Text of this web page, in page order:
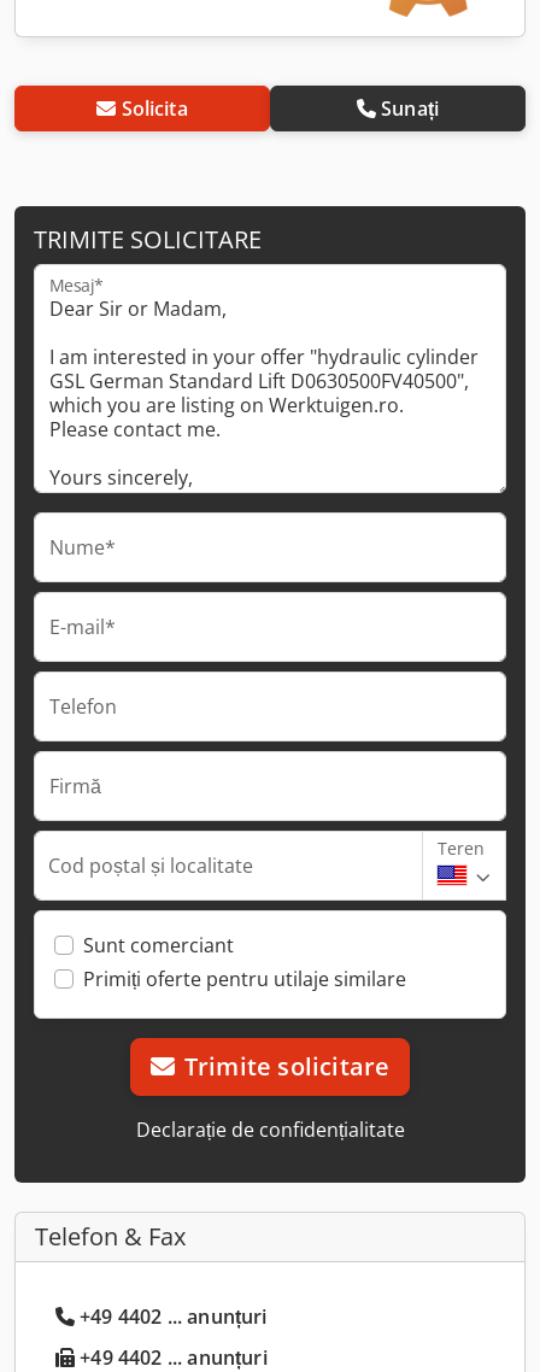
Solicita Sunați
TRIMITE SOLICITARE
Mesaj*
Nume*
E-mail*
Telefon
Firmă
Cod poștal și localitate
Teren
Sunt comerciant
Primiți oferte pentru utilaje similare
Trimite solicitare
Declarație de confidențialitate
Telefon & Fax
+49 4402 ... anunțuri
+49 4402 ... anunțuri